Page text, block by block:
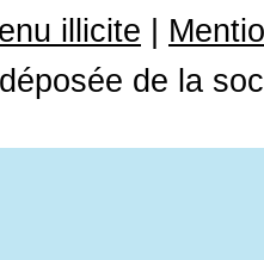
illicite
de la